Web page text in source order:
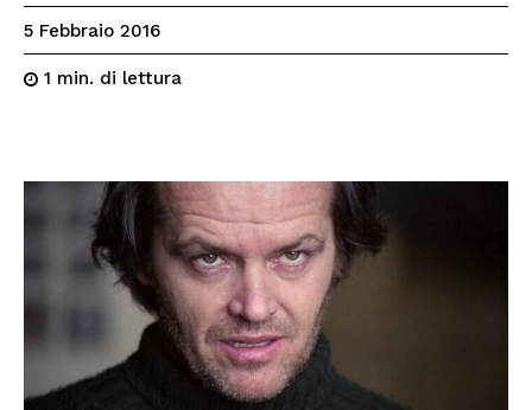
5 Febbraio 2016
1 min. di lettura